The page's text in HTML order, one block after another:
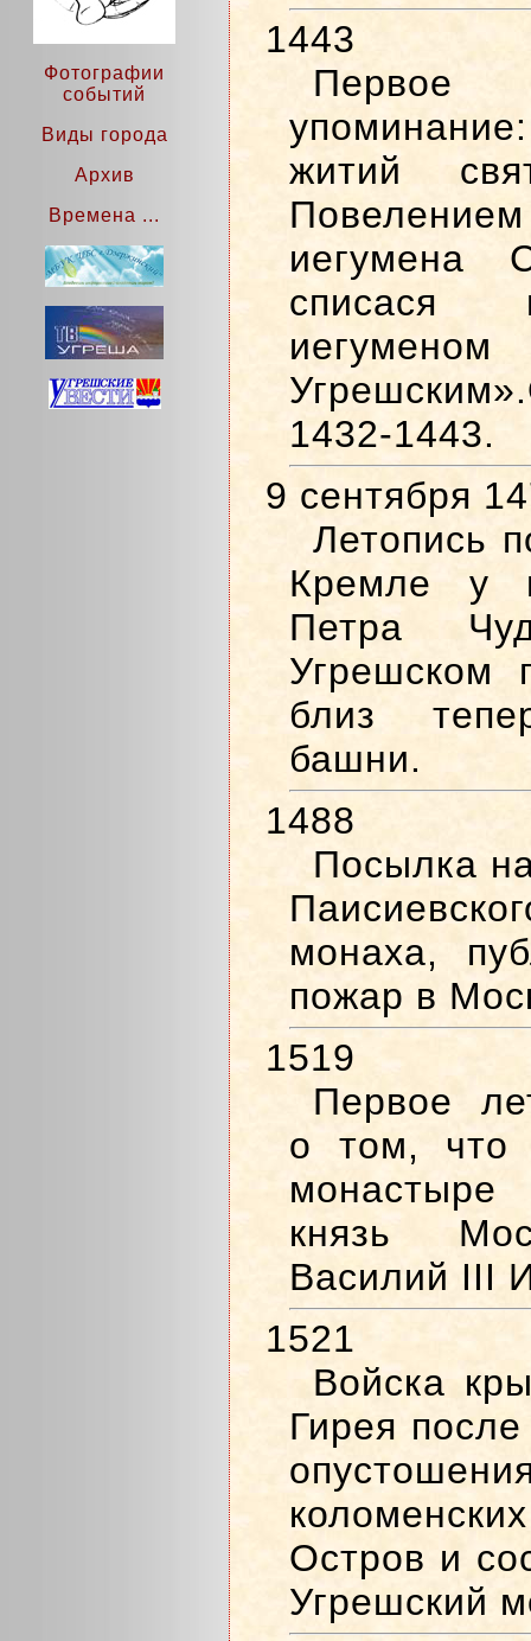
Фотографии
событий
Виды города
Архив
Времена ...
1443
житий
иегумена
списася
иегуменом
1432-1443.
9 сентября
Летопись
Кремле у
Петра
Угрешском
близ
башни.
1488
Посылка
монаха,
пожар в
1519
Первое
о том, что
князь
Василий III
1521
Войска
Гирея
Остров и
Угрешский